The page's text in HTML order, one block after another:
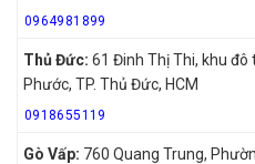
0964981899
Thủ Đức: 61 Đinh Thị Thi, khu đô
Phước, TP. Thủ Đức, HCM
0918655119
Gò Vấp: 760 Quang Trung,